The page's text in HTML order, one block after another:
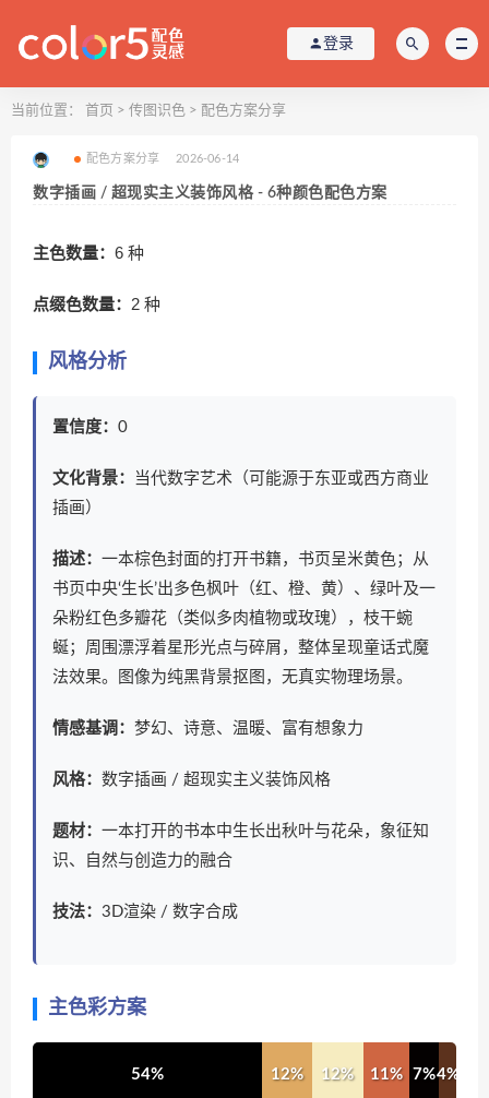
登录
当前位置： 首页 > 传图识色 > 配色方案分享
配色方案分享 2026-06-14
数字插画 / 超现实主义装饰风格 - 6种颜色配色方案
主色数量： 6 种
点缀色数量： 2 种
风格分析
置信度： 0
文化背景：
当代数字艺术（可能源于东亚或西方商业
插画）
描述： 一本棕色封面的打开书籍，书页呈米黄色；从
书页中央‘生长’出多色枫叶（红、橙、黄）、绿叶及一
朵粉红色多瓣花（类似多肉植物或玫瑰），枝干蜿
蜒；周围漂浮着星形光点与碎屑，整体呈现童话式魔
法效果。图像为纯黑背景抠图，无真实物理场景。
情感基调： 梦幻、诗意、温暖、富有想象力
风格： 数字插画 / 超现实主义装饰风格
题材： 一本打开的书本中生长出秋叶与花朵，象征知
识、自然与创造力的融合
技法： 3D渲染 / 数字合成
主色彩方案
54% 12% 12% 11% 7%4%